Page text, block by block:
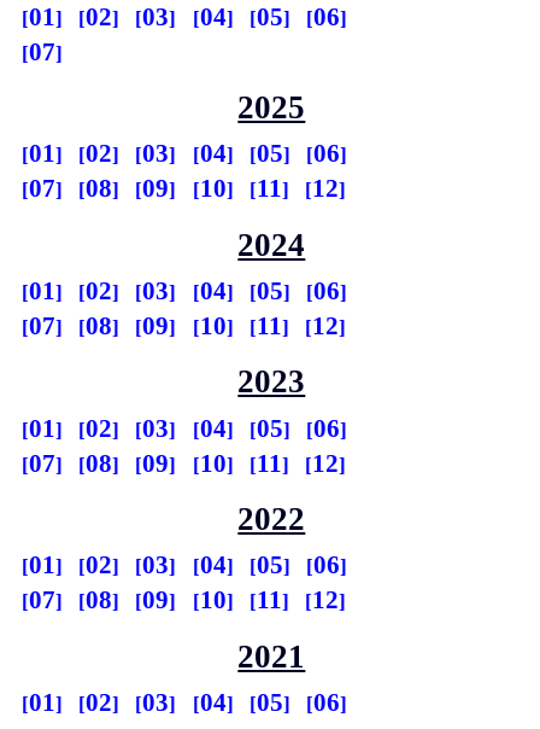
01 02 03 04 05
06
07
2025
01 02 03 04 05
06
07
08 09 10 11 12
2024
01 02 03 04 05
06
07
08 09 10 11 12
2023
01 02 03 04 05
06
07
08 09 10 11 12
2022
01 02 03 04 05
06
07
08 09 10 11 12
2021
01 02 03 04 05
06